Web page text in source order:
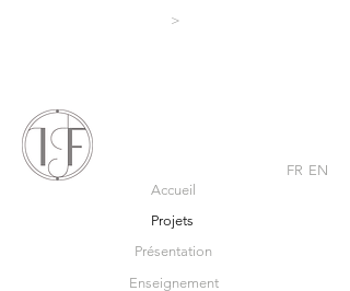
>
EN
FR
Enseignement
Présentation
Projets
Accueil